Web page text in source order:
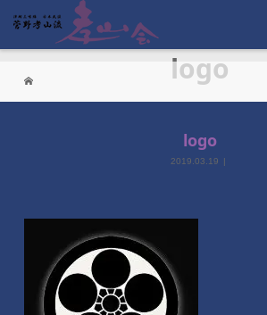
logo
logo
2019.03.19